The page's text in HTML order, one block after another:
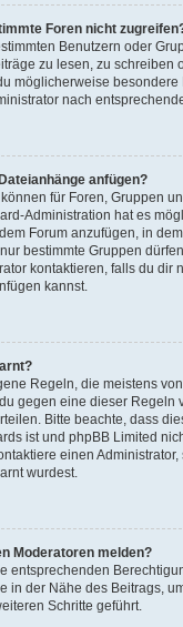
Foren nicht
Benutzern oder
zu lesen, zu schreiben
möglicherweise besondere
nach
anfügen?
für Foren, Gruppen
Administration hat es
Forum anzufügen, in
bestimmte Gruppen
kontaktieren, falls du dir
kannst.
Regeln, die meistens
gegen eine dieser Regeln
Bitte beachte, dass
ist und phpBB Limited
einen
wurdest.
Moderatoren melden?
entsprechenden
in der Nähe des Beitrags,
Schritte geführt.